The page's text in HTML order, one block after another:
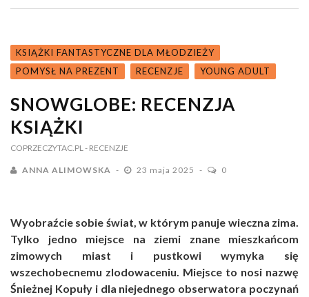
KSIĄŻKI FANTASTYCZNE DLA MŁODZIEŻY
POMYSŁ NA PREZENT
RECENZJE YOUNG ADULT
SNOWGLOBE: RECENZJA
KSIĄŻKI
COPRZECZYTAC.PL - RECENZJE
ANNA ALIMOWSKA 23 maja 2025 0
Wyobraźcie sobie świat, w którym panuje wieczna zima.
Tylko jedno miejsce na ziemi znane mieszkańcom
zimowych miast i pustkowi wymyka się
wszechobecnemu zlodowaceniu. Miejsce to nosi nazwę
Śnieżnej Kopuły i dla niejednego obserwatora poczynań